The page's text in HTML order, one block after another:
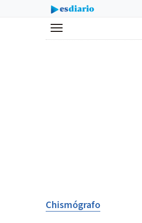
Menú
Chismógrafo